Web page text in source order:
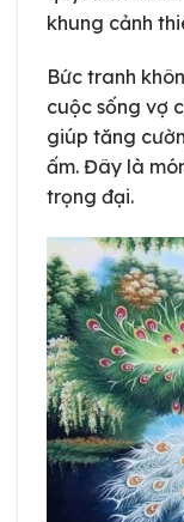
khung cảnh
Bức tranh
cuộc sống vợ
giúp tăng
ấm. Đây là
trọng đại.